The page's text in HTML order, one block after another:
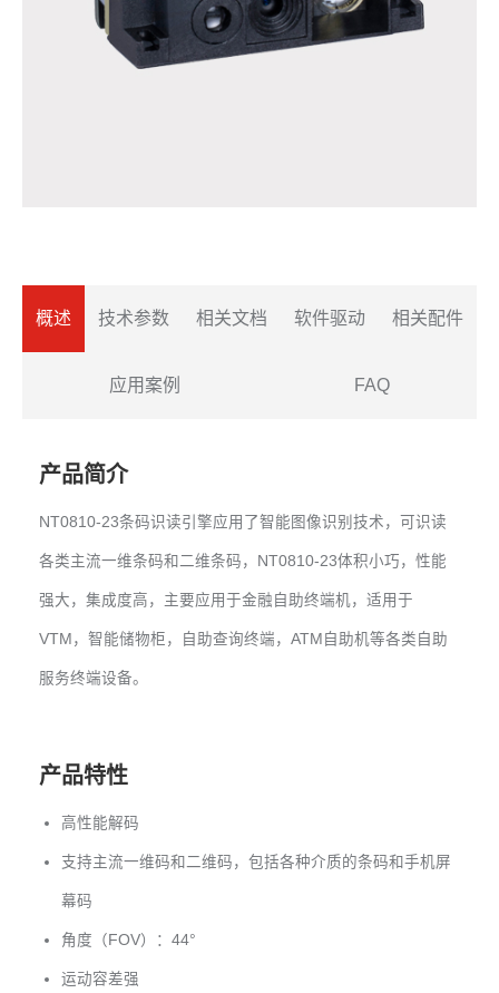
概述 技术参数 相关文档 软件驱动 相关配件
应用案例 FAQ
产品简介
NT0810-23条码识读引擎应用了智能图像识别技术，可识读
各类主流一维条码和二维条码，NT0810-23体积小巧，性能
强大，集成度高，主要应用于金融自助终端机，适用于
VTM，智能储物柜，自助查询终端，ATM自助机等各类自助
服务终端设备。
产品特性
高性能解码
支持主流一维码和二维码，包括各种介质的条码和手机屏
幕码
角度（FOV）：44°
运动容差强